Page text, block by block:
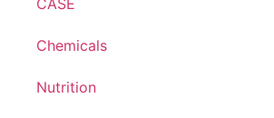
Chemicals
Nutrition